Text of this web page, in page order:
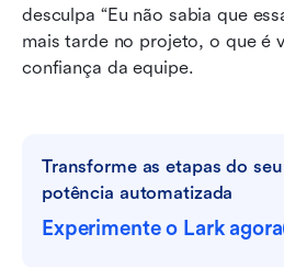
desculpa “Eu não sabia que
mais tarde no projeto, o que é
confiança da equipe.
Transforme as etapas do
potência automatizada
Experimente o Lark agora